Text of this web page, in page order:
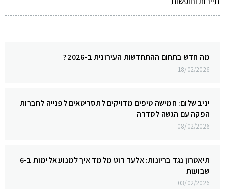
מה חדש בתחום ההתחדשות העירונית ב-2026?
18/02/2026
יניב שלום: חמישה טיפים מדויקים לתסריטאים לפנייה לחברות
הפקה עם הגשה לסדרה
08/02/2026
תיאטרון נגד בריונות: אלעד רוט מלמד איך למנוע אלימות ב-6
שבועות
03/02/2026